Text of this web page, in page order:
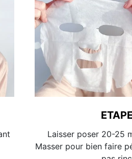
Laisser poser 20-25
Masser pour bien faire